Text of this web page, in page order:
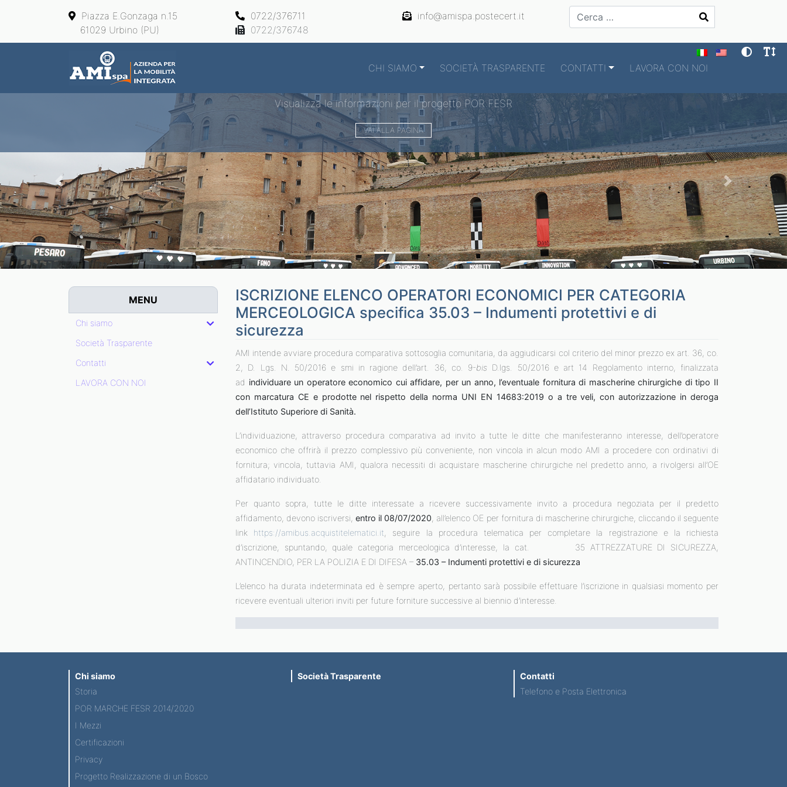
Piazza E.Gonzaga n.15
61029 Urbino (PU)
0722/376711
0722/376748
info@amispa.postecert.it Cerca
Main Navigation CHI SIAMO SOCIETÀ TRASPARENTE CONTATTI LAVORA CON NOI
Visualizza le informazioni per il progetto POR FESR
VAI ALLA PAGINA
Previous Next
MENU
Chi siamo
Società Trasparente
Contatti
LAVORA CON NOI
ISCRIZIONE ELENCO OPERATORI ECONOMICI PER CATEGORIA
MERCEOLOGICA specifica 35.03 – Indumenti protettivi e di
sicurezza
AMI intende avviare procedura comparativa sottosoglia comunitaria, da aggiudicarsi col criterio del minor prezzo ex art. 36, co.
2, D. Lgs. N. 50/2016 e smi in ragione dell’art. 36, co. 9-bis D.lgs. 50/2016 e art 14 Regolamento interno, finalizzata
ad individuare un operatore economico cui affidare, per un anno, l’eventuale fornitura di mascherine chirurgiche di tipo II
con marcatura CE e prodotte nel rispetto della norma UNI EN 14683:2019 o a tre veli, con autorizzazione in deroga
dell’Istituto Superiore di Sanità.
L’individuazione, attraverso procedura comparativa ad invito a tutte le ditte che manifesteranno interesse, dell’operatore
economico che offrirà il prezzo complessivo più conveniente, non vincola in alcun modo AMI a procedere con ordinativi di
fornitura; vincola, tuttavia AMI, qualora necessiti di acquistare mascherine chirurgiche nel predetto anno, a rivolgersi all’OE
affidatario individuato.
Per quanto sopra, tutte le ditte interessate a ricevere successivamente invito a procedura negoziata per il predetto
affidamento, devono iscriversi,entro il 08/07/2020, all’elenco OE per fornitura di mascherine chirurgiche, cliccando il seguente
link https://amibus.acquistitelematici.it, seguire la procedura telematica per completare la registrazione e la richiesta
d’iscrizione, spuntando, quale categoria merceologica d’interesse, la cat. 35 ATTREZZATURE DI SICUREZZA,
ANTINCENDIO, PER LA POLIZIA E DI DIFESA – 35.03 – Indumenti protettivi e di sicurezza
L’elenco ha durata indeterminata ed è sempre aperto, pertanto sarà possibile effettuare l’iscrizione in qualsiasi momento per
ricevere eventuali ulteriori inviti per future forniture successive al biennio d’interesse.
Chi siamo
Storia
POR MARCHE FESR 2014/2020
I Mezzi
Certificazioni
Privacy
Progetto Realizzazione di un Bosco
Società Trasparente
Contatti
Telefono e Posta Elettronica